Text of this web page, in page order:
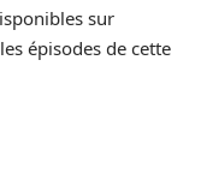
sur
épisodes de cette